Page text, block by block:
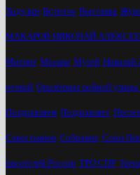
Ходулин Встреча Выставка
МАКАРОВ НИКОЛАЙ
Митинг Москва Музей Николай
речкой Опалённые войной улицы
Поздравляем Поздравляет
Савостьянов Собрание Союз
писателей России ТРО СПР